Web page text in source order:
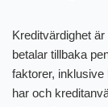
Kreditvärdighet
betalar tillbaka
faktorer, inklusive
har och